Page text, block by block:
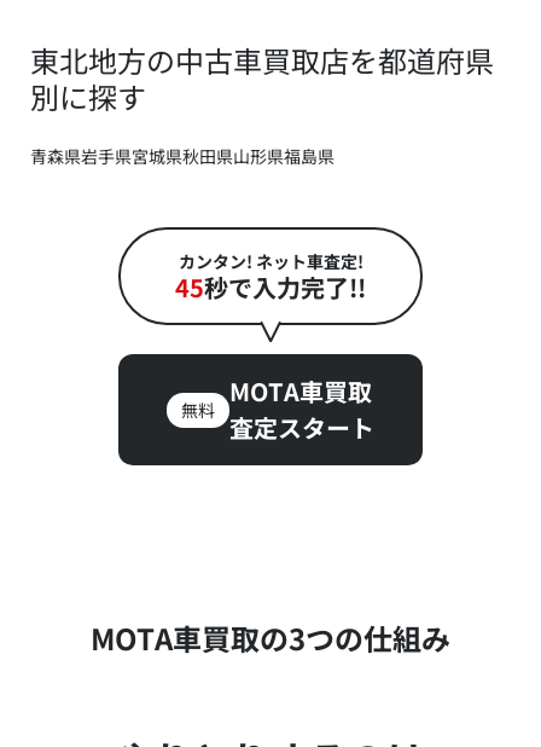
東北地方の中古車買取店を都道府県
別に探す
青森県岩手県宮城県秋田県山形県福島県
カンタン! ネット車査定!
45秒で入力完了!!
無料
MOTA車買取
査定スタート
MOTA車買取の3つの仕組み